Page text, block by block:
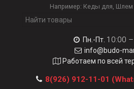
Например: Кеды для Шлем
Пн.-Пт. 10:00
info@budo-
Работаем по всей
8(926) 912-11-01